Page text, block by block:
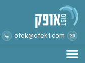
ofek@ofek1.com